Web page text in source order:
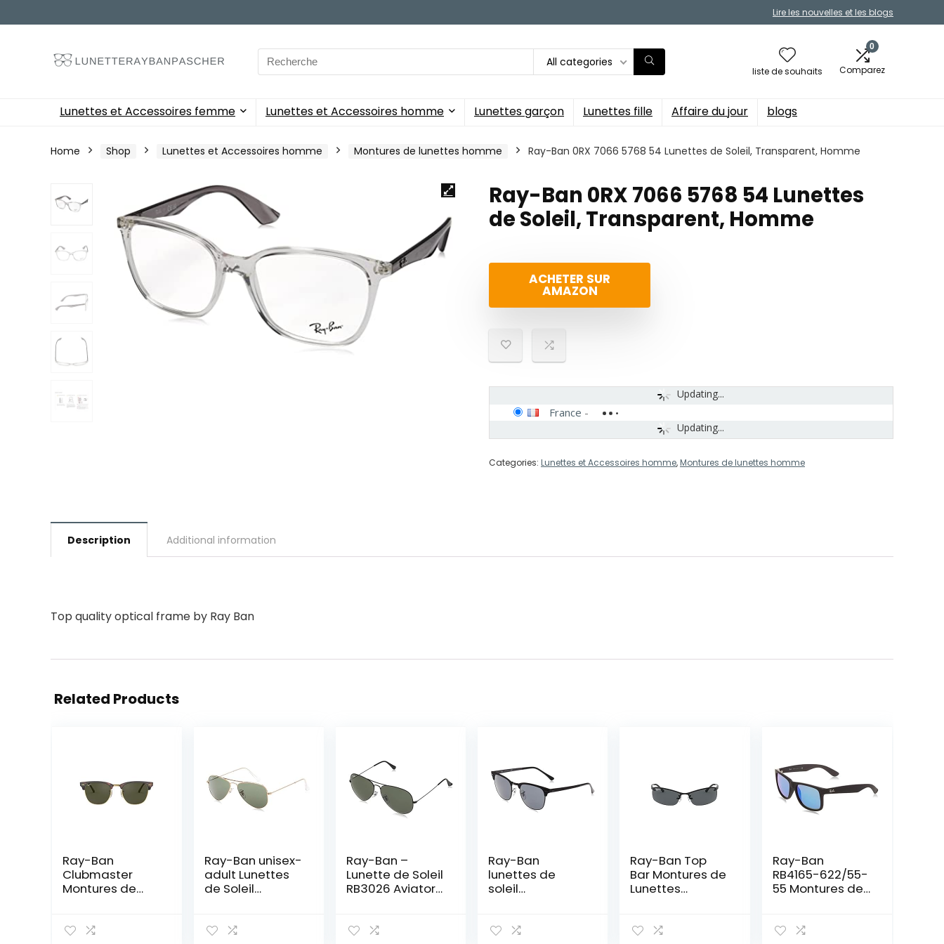
Lire les nouvelles et les blogs
Search
for:
All categories
liste de souhaits
0
Comparez
Lunettes et Accessoires femme Lunettes et Accessoires homme Lunettes garçon Lunettes fille Affaire du jour blogs
Home Shop Lunettes et Accessoires homme Montures de lunettes homme Ray-Ban 0RX 7066 5768 54 Lunettes de Soleil, Transparent, Homme
Ray-Ban 0RX 7066 5768 54 Lunettes
de Soleil, Transparent, Homme
ACHETER SUR
AMAZON
Updating...
Updating...
France -
Categories: Lunettes et Accessoires homme,Montures de lunettes homme
Description Additional information
Top quality optical frame by Ray Ban
Related Products
Ray-Ban
Clubmaster
Montures de
Ray-Ban unisex-
adult Lunettes
de Soleil
Ray-Ban –
Lunette de Soleil
RB3026 Aviator
Ray-Ban
lunettes de
soleil
mat bleu RB3716
Ray-Ban Top
Bar Montures de
Lunettes
Ray-Ban
RB4165-622/55-
55 Montures de
Adulte